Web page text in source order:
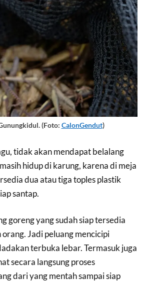
(Foto: CalonGendut)
tidak akan mendapat belalang
hidup di karung, karena di meja
dua atau tiga toples plastik
santap.
goreng yang sudah siap tersedia
orang. Jadi peluang mencicipi
terbuka lebar. Termasuk juga
secara langsung proses
dari yang mentah sampai siap